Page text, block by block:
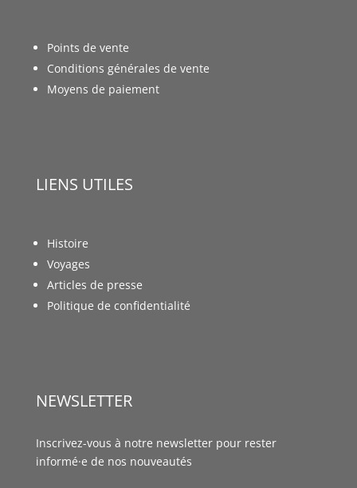
Points de vente
Conditions générales de vente
Moyens de paiement
LIENS UTILES
Histoire
Voyages
Articles de presse
Politique de confidentialité
NEWSLETTER
Inscrivez-vous à notre newsletter pour rester
informé·e de nos nouveautés